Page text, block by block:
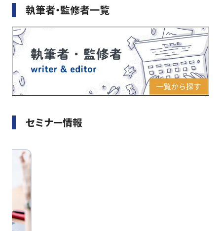
執筆者・監修者一覧
セミナー情報